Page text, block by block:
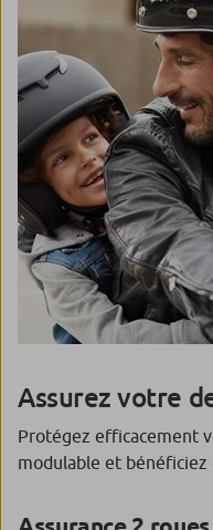
Assurez votre
Protégez efficacement
modulable et bénéficiez